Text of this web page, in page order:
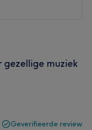
gezellige muziek
Geverifieerde review